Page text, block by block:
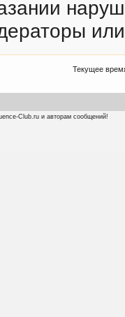
Текущее
Club.ru и авторам сообщений!
Club.ru;